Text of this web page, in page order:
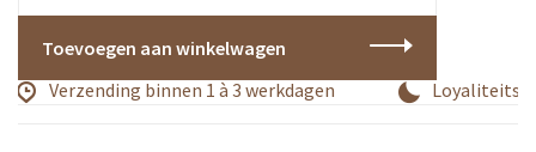
Toevoegen aan winkelwagen
Verzending binnen 1 à 3 werkdagen